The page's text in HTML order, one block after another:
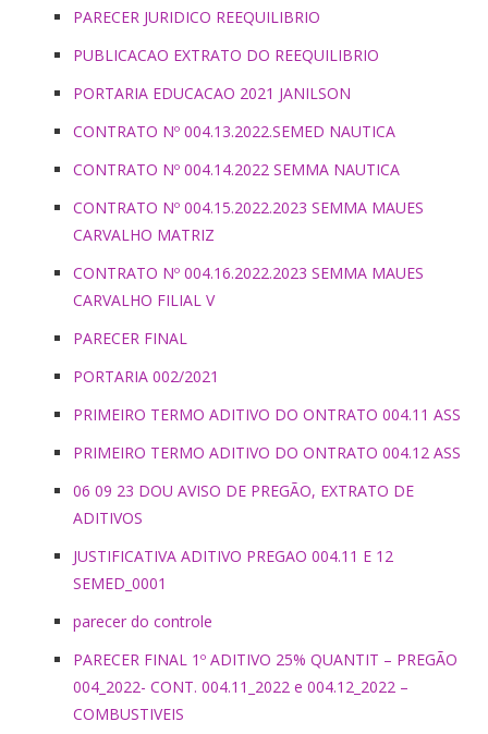
PARECER JURIDICO REEQUILIBRIO
PUBLICACAO EXTRATO DO REEQUILIBRIO
PORTARIA EDUCACAO 2021 JANILSON
CONTRATO Nº 004.13.2022.SEMED NAUTICA
CONTRATO Nº 004.14.2022 SEMMA NAUTICA
CONTRATO Nº 004.15.2022.2023 SEMMA MAUES
CARVALHO MATRIZ
CONTRATO Nº 004.16.2022.2023 SEMMA MAUES
CARVALHO FILIAL V
PARECER FINAL
PORTARIA 002/2021
PRIMEIRO TERMO ADITIVO DO ONTRATO 004.11 ASS
PRIMEIRO TERMO ADITIVO DO ONTRATO 004.12 ASS
06 09 23 DOU AVISO DE PREGÃO, EXTRATO DE
ADITIVOS
JUSTIFICATIVA ADITIVO PREGAO 004.11 E 12
SEMED_0001
parecer do controle
PARECER FINAL 1º ADITIVO 25% QUANTIT – PREGÃO
004_2022- CONT. 004.11_2022 e 004.12_2022 –
COMBUSTIVEIS